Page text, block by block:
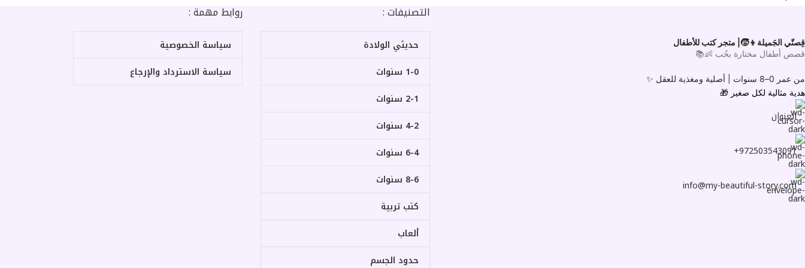
قِصتّي الجَميلة👦🧒| متجر كتب للأطفال
قصص أطفال مختارة بحُب 👶📚
من عمر 0–8 سنوات |
أصلية ومغذية للعقل ✨
هدية مثالية لكل صغير 🎁
العنوان
972503543091+
info@my-beautiful-story.com
التصنيفات :
حديثي الولادة
1-0 سنوات
2-1 سنوات
4-2 سنوات
6-4 سنوات
8-6 سنوات
كتب تربية
ألعاب
حدود الجسم
روابط مهمة :
سياسة الخصوصية
سياسة الاسترداد والإرجاع